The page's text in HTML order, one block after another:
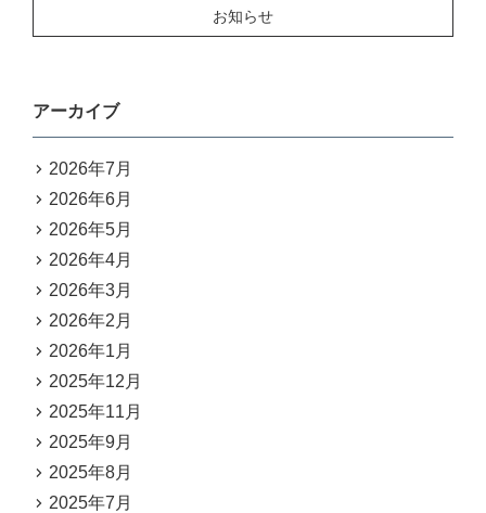
お知らせ
アーカイブ
2026年7月
2026年6月
2026年5月
2026年4月
2026年3月
2026年2月
2026年1月
2025年12月
2025年11月
2025年9月
2025年8月
2025年7月